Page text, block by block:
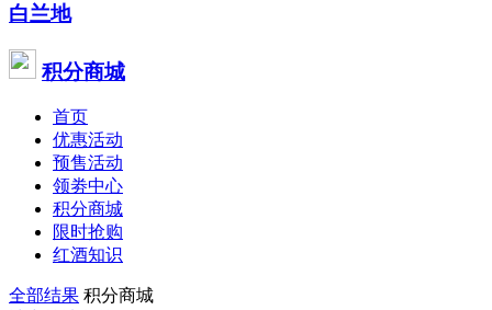
白兰地
积分商城
首页
优惠活动
预售活动
领劵中心
积分商城
限时抢购
红酒知识
全部结果 积分商城